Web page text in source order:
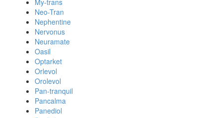
My-trans
Neo-Tran
Nephentine
Nervonus
Neuramate
Oasil
Optarket
Orlevol
Orolevol
Pan-tranquil
Pancalma
Panediol